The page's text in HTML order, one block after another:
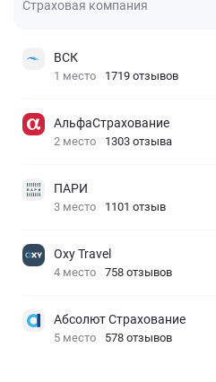
Страховая компания
ВСК
1 место 1719 отзывов
АльфаСтрахование
2 место 1303 отзыва
ПАРИ
3 место 1101 отзыв
Oxy Travel
4 место 758 отзывов
Абсолют Страхование
5 место 578 отзывов